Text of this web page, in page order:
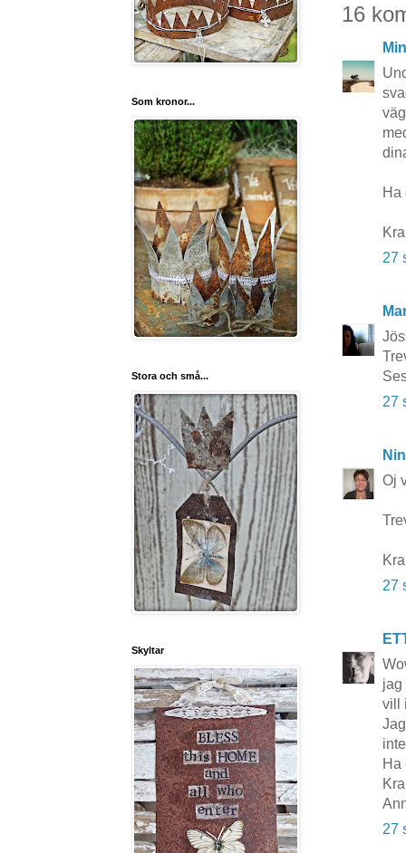
16
Ha
27
27
Oj
27
jag
vill
Ha
27
Som kronor...
Stora och små...
Skyltar